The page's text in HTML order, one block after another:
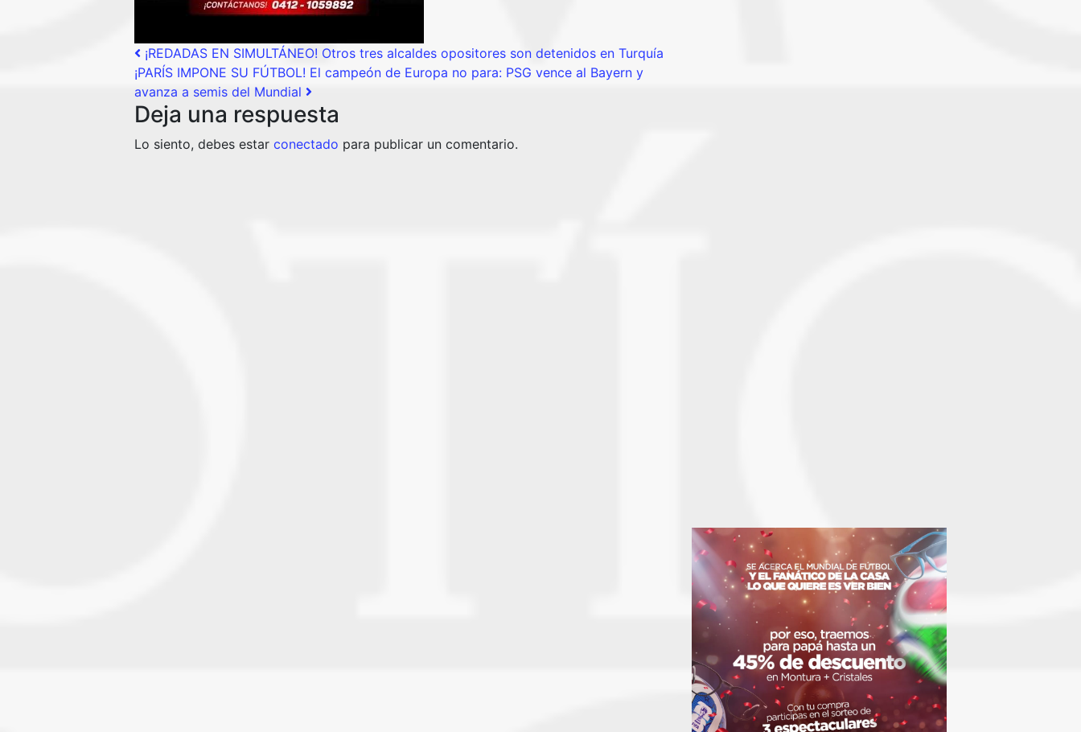
Post navigation
¡REDADAS EN SIMULTÁNEO! Otros tres alcaldes opositores son detenidos en Turquía
¡PARÍS IMPONE SU FÚTBOL! El campeón de Europa no para: PSG vence al Bayern y
avanza a semis del Mundial
Deja una respuesta
Lo siento, debes estar conectado para publicar un comentario.